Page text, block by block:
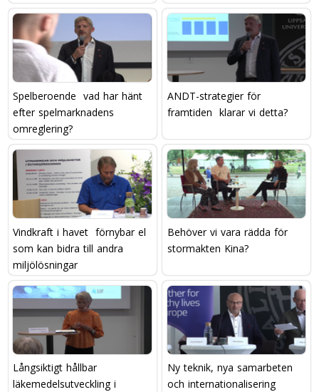
life science
Spelberoende  vad har hänt
efter spelmarknadens
omreglering?
ANDT-strategier för
framtiden  klarar vi detta?
Vindkraft i havet  förnybar el
som kan bidra till andra
miljölösningar
Behöver vi vara rädda för
stormakten Kina?
Långsiktigt hållbar
läkemedelsutveckling i
Ny teknik, nya samarbeten
och internationalisering 